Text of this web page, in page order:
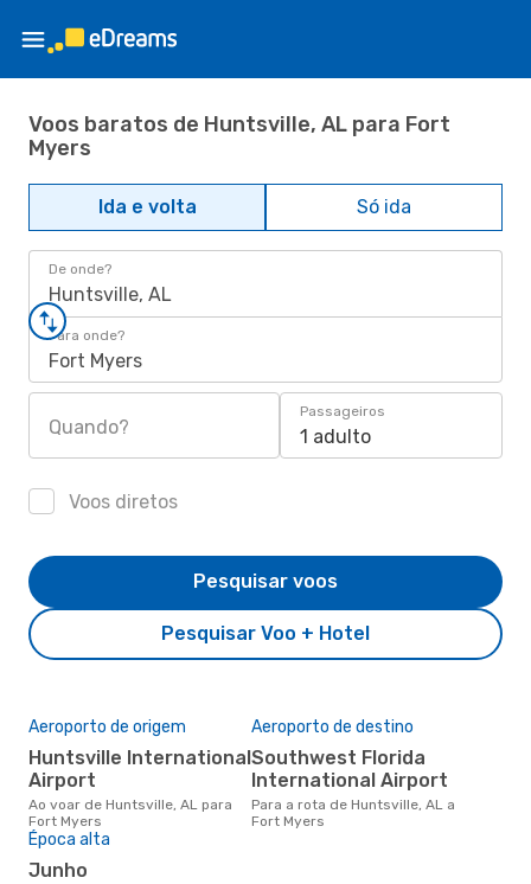
Voos baratos de Huntsville, AL para Fort
Myers
Ida e volta Só ida
De onde?
Huntsville, AL
Para onde?
Fort Myers
Quando?
Passageiros
1 adulto
Voos diretos
Pesquisar Voo + Hotel
Pesquisar voos
Aeroporto de origem
Huntsville International
Airport
Ao voar de Huntsville, AL para
Fort Myers
Aeroporto de destino
Southwest Florida
International Airport
Para a rota de Huntsville, AL a
Fort Myers
Época alta
junho